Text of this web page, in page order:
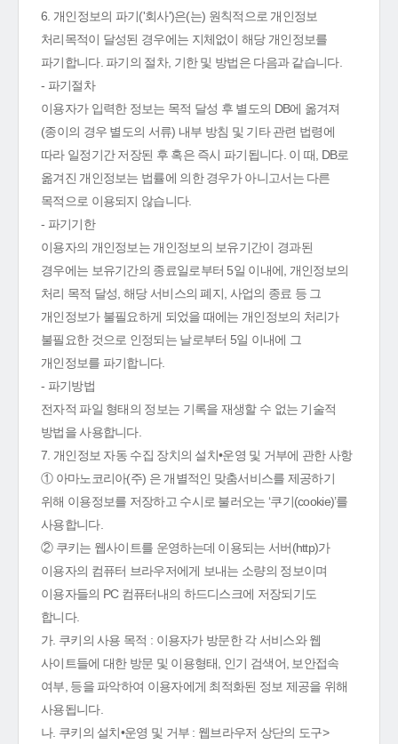
6. 개인정보의 파기('회사')은(는) 원칙적으로 개인정보
처리목적이 달성된 경우에는 지체없이 해당 개인정보를
파기합니다. 파기의 절차, 기한 및 방법은 다음과 같습니다.
- 파기절차
이용자가 입력한 정보는 목적 달성 후 별도의 DB에 옮겨져
(종이의 경우 별도의 서류) 내부 방침 및 기타 관련 법령에
따라 일정기간 저장된 후 혹은 즉시 파기됩니다. 이 때, DB로
옮겨진 개인정보는 법률에 의한 경우가 아니고서는 다른
목적으로 이용되지 않습니다.
- 파기기한
이용자의 개인정보는 개인정보의 보유기간이 경과된
경우에는 보유기간의 종료일로부터 5일 이내에, 개인정보의
처리 목적 달성, 해당 서비스의 폐지, 사업의 종료 등 그
개인정보가 불필요하게 되었을 때에는 개인정보의 처리가
불필요한 것으로 인정되는 날로부터 5일 이내에 그
개인정보를 파기합니다.
- 파기방법
전자적 파일 형태의 정보는 기록을 재생할 수 없는 기술적
방법을 사용합니다.
7. 개인정보 자동 수집 장치의 설치•운영 및 거부에 관한 사항
① 아마노코리아(주) 은 개별적인 맞춤서비스를 제공하기
위해 이용정보를 저장하고 수시로 불러오는 ‘쿠기(cookie)’를
사용합니다.
② 쿠키는 웹사이트를 운영하는데 이용되는 서버(http)가
이용자의 컴퓨터 브라우저에게 보내는 소량의 정보이며
이용자들의 PC 컴퓨터내의 하드디스크에 저장되기도
합니다.
가. 쿠키의 사용 목적 : 이용자가 방문한 각 서비스와 웹
사이트들에 대한 방문 및 이용형태, 인기 검색어, 보안접속
여부, 등을 파악하여 이용자에게 최적화된 정보 제공을 위해
사용됩니다.
나. 쿠키의 설치•운영 및 거부 : 웹브라우저 상단의 도구>